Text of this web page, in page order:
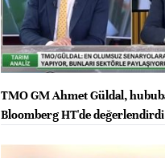
TMO GM Ahmet Güldal,
Bloomberg HT'de değerlendirdi